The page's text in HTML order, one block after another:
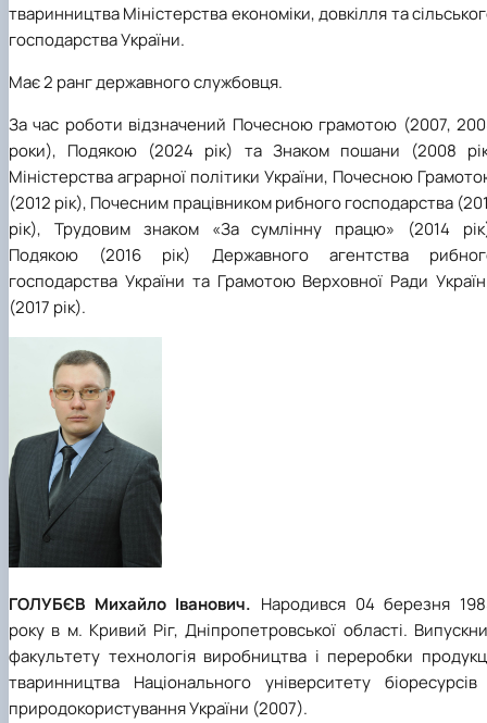
тваринництва Міністерства економіки, довкілля та
господарства України.
Має 2 ранг державного службовця.
За час роботи відзначений Почесною грамотою (2007,
роки), Подякою (2024 рік) та Знаком пошани (2008
Міністерства аграрної політики України, Почесною
(2012 рік), Почесним працівником рибного господарства
рік), Трудовим знаком «За сумлінну працю» (2014
Подякою (2016 рік) Державного агентства
господарства України та Грамотою Верховної Ради
(2017 рік).
ГОЛУБЄВ Михайло Іванович. Народився 04 березня
року в м. Кривий Ріг, Дніпропетровської області.
факультету технологія виробництва і переробки
тваринництва Національного університету біоресурсів
природокористування України (2007).